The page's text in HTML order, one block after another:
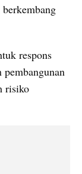
respons
risiko